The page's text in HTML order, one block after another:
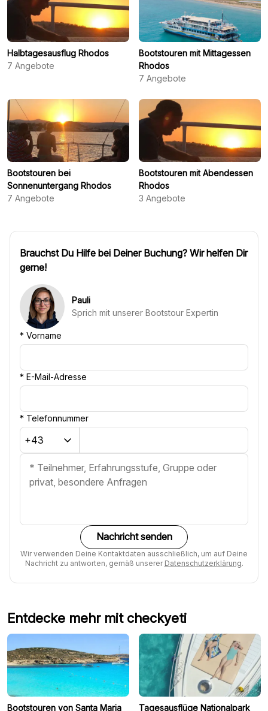
Halbtagesausflug Rhodos
7 Angebote
Bootstouren mit Mittagessen
Rhodos
7 Angebote
Bootstouren bei
Sonnenuntergang Rhodos
7 Angebote
Bootstouren mit Abendessen
Rhodos
3 Angebote
Brauchst Du Hilfe bei Deiner Buchung? Wir helfen Dir
gerne!
Pauli
Sprich mit unserer Bootstour Expertin
* Vorname
* E-Mail-Adresse
* Telefonnummer
Nachricht senden
Wir verwenden Deine Kontaktdaten ausschließlich, um auf Deine
Nachricht zu antworten, gemäß unserer Datenschutzerklärung.
Entdecke mehr mit checkyeti
Bootstouren von Santa Maria
Tagesausflüge Nationalpark